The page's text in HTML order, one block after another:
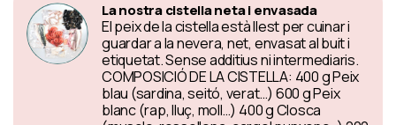
La nostra cistella neta i envasada
El peix de la cistella està llest per cuinar i
guardar a la nevera, net, envasat al buit i
etiquetat. Sense additius ni intermediaris.
COMPOSICIÓ DE LA CISTELLA: 400 g Peix
blau (sardina, seitó, verat…) 600 g Peix
blanc (rap, lluç, moll…) 400 g Closca